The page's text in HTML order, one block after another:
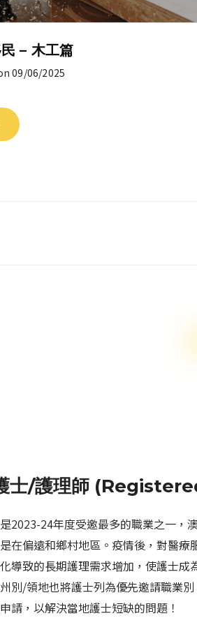
– 木工篇
09/06/2025
士/護理師
2023-24年度受邀最多的職業之一，
在偏遠和鄉村地區。疫情後，對醫療
導致的長期護理需求增加，使護士成
別/領地也將護士列為優先邀請職業
請，以解決當地護士短缺的問題！​